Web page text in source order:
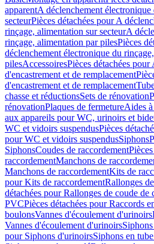
apparentA déclenchement
secteurPièces détachées pour A
rinçage, alimentation sur secteurA
rinçage, alimentation par pilesPièces
déclenchement électronique du
pilesAccessoiresPièces détachées pour
d'encastrement et de remplacement
d'encastrement et de remplacement
chasse et réductionsSets de rénovation
rénovationPlaques de fermetureAides
aux appareils pour WC, urinoirs et
WC et vidoirs suspendusPièces
pour WC et vidoirs suspendusSiphons
SiphonsCoudes de raccordement
raccordementManchons de
Manchons de raccordementKits de
pour Kits de raccordementRallonges
détachées pour Rallonges de coude de
PVCPièces détachées pour Raccords
boulonsVannes d'écoulement d'urinoirs
Vannes d'écoulement d'urinoirs
pour Siphons d'urinoirsSiphons en